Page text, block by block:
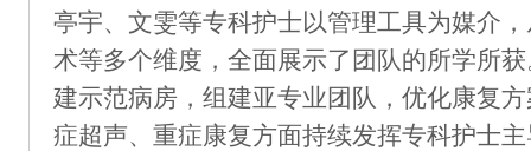
亭宇、文雯等专科护士以管理工具为媒介
术等多个维度，全面展示了团队的所学所
建示范病房，组建亚专业团队，优化康复
症超声、重症康复方面持续发挥专科护士